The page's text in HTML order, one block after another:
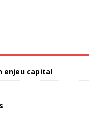
enjeu capital